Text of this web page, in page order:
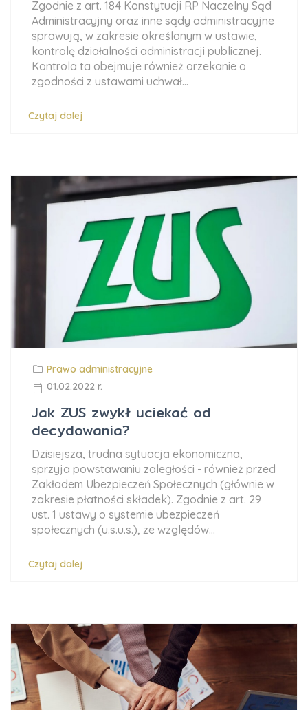
Zgodnie z art. 184 Konstytucji RP Naczelny Sąd
Administracyjny oraz inne sądy administracyjne
sprawują, w zakresie określonym w ustawie,
kontrolę działalności administracji publicznej.
Kontrola ta obejmuje również orzekanie o
zgodności z ustawami uchwał...
Czytaj dalej
Prawo administracyjne
01.02.2022 r.
Jak ZUS zwykł uciekać od
decydowania?
Dzisiejsza, trudna sytuacja ekonomiczna,
sprzyja powstawaniu zaległości - również przed
Zakładem Ubezpieczeń Społecznych (głównie w
zakresie płatności składek). Zgodnie z art. 29
ust. 1 ustawy o systemie ubezpieczeń
społecznych (u.s.u.s.), ze względów...
Czytaj dalej